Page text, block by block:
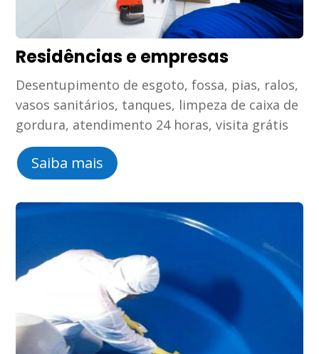
Residências e empresas
Desentupimento de esgoto, fossa, pias, ralos,
vasos sanitários, tanques, limpeza de caixa de
gordura, atendimento 24 horas, visita grátis
Saiba mais